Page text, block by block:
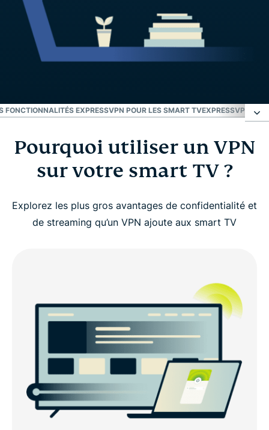
FONCTIONNALITÉS EXPRESSVPN POUR LES SMART TVEXPRESSVPN
Pourquoi utiliser un VPN sur votre smart TV ?
Comment installer ExpressVPN sur votre smart TV
Les fonctionnalités ExpressVPN pour les smart TV
ExpressVPN fonctionne sur de nombreuses smart
Fonctionnalités VPN avancées pour smart TV
Ce que les gens disent sur ExpressVPN
Pourquoi utiliser un VPN
sur votre smart TV ?
Explorez les plus gros avantages de confidentialité et
de streaming qu’un VPN ajoute aux smart TV